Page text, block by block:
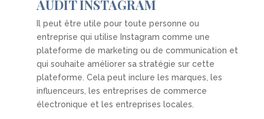
AUDIT INSTAGRAM
Il peut être utile pour toute personne ou
entreprise qui utilise Instagram comme une
plateforme de marketing ou de communication et
qui souhaite améliorer sa stratégie sur cette
plateforme. Cela peut inclure les marques, les
influenceurs, les entreprises de commerce
électronique et les entreprises locales.